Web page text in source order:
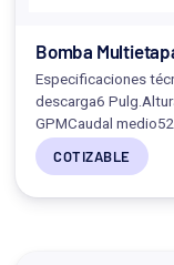
Bomba
Especificaciones
descarga6
GPMCaudal
COTIZABLE